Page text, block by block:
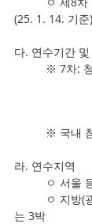
(25. 1. 14. 기준
다. 연수기간
※ 7차:
※ 국내
라. 연수지역
ㅇ 서울
는 3박